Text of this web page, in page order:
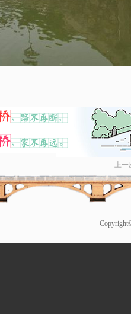
上一